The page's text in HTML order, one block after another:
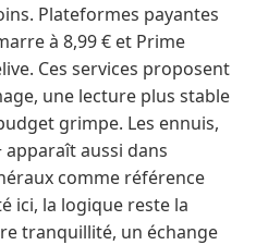
Plateformes payantes
à 8,99 € et Prime
Ces services proposent
une lecture plus stable
grimpe. Les ennuis,
aussi dans
comme référence
ici, la logique reste la
tranquillité, un échange